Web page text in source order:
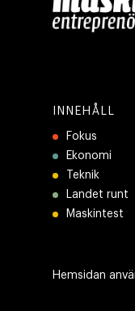
INNEHÅLL
Fokus
Ekonomi
Teknik
Landet runt
Maskintest
Hemsidan